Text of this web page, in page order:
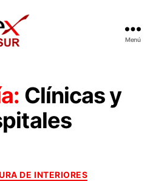
Menú
Clínicas y
DE INTERIORES